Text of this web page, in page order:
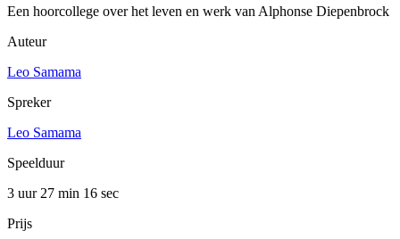
Een hoorcollege over het leven en werk van Alphonse Diepenbrock
Auteur
Leo Samama
Spreker
Leo Samama
Speelduur
3 uur 27 min 16 sec
Prijs